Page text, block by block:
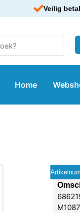
Veilig
Home